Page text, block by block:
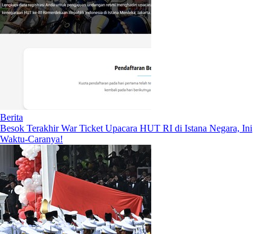
Berita
Besok Terakhir War Ticket Upacara HUT RI di Istana Negara, Ini
Waktu-Caranya!